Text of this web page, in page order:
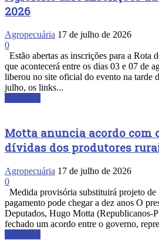
2026
Agropecuária 17 de julho de 2026
0
Estão abertas as inscrições para a Rota
que acontecerá entre os dias 03 e 07 de
liberou no site oficial do evento na tarde
julho, os links...
Motta anuncia acordo com
dívidas dos produtores
Agropecuária 17 de julho de 2026
0
Medida provisória substituirá projeto de
pagamento pode chegar a dez anos O
Deputados, Hugo Motta (Republicanos-
fechado um acordo entre o governo,